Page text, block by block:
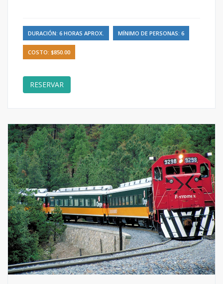
DURACIÓN: 6 HORAS APROX. MÍNIMO DE PERSONAS: 6
COSTO: $850.00
RESERVAR